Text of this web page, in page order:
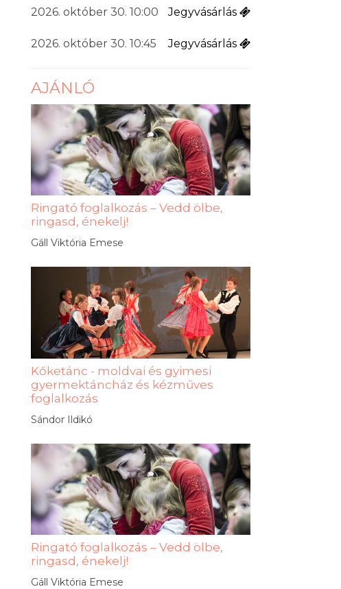
2026. október 30. 10:00 Jegyvásárlás
2026. október 30. 10:45 Jegyvásárlás
AJÁNLÓ
Ringató foglalkozás – Vedd ölbe,
ringasd, énekelj!
Gáll Viktória Emese
Kőketánc - moldvai és gyimesi
gyermektáncház és kézműves
foglalkozás
Sándor Ildikó
Ringató foglalkozás – Vedd ölbe,
ringasd, énekelj!
Gáll Viktória Emese